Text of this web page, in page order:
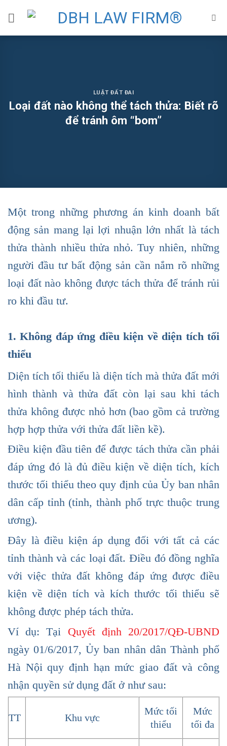
LUẬT ĐẤT ĐAI
Loại đất nào không thể tách thửa: Biết rõ
để tránh ôm “bom”
Một trong những phương án kinh doanh bất
động sản mang lại lợi nhuận lớn nhất là tách
thửa thành nhiều thửa nhỏ. Tuy nhiên, những
người đầu tư bất động sản cần nắm rõ những
loại đất nào không được tách thửa để tránh rủi
ro khi đầu tư.
1. Không đáp ứng điều kiện về diện tích tối
thiểu
Diện tích tối thiểu là diện tích mà thửa đất mới
hình thành và thửa đất còn lại sau khi tách
thửa không được nhỏ hơn (bao gồm cả trường
hợp hợp thửa với thửa đất liền kề).
Điều kiện đầu tiên để được tách thửa cần phải
đáp ứng đó là đủ điều kiện về diện tích, kích
thước tối thiểu theo quy định của Ủy ban nhân
dân cấp tỉnh (tỉnh, thành phố trực thuộc trung
ương).
Đây là điều kiện áp dụng đối với tất cả các
tỉnh thành và các loại đất. Điều đó đồng nghĩa
với việc thửa đất không đáp ứng được điều
kiện về diện tích và kích thước tối thiểu sẽ
không được phép tách thửa.
Ví dụ: Tại Quyết định 20/2017/QĐ-UBND
ngày 01/6/2017, Ủy ban nhân dân Thành phố
Hà Nội quy định hạn mức giao đất và công
nhận quyền sử dụng đất ở như sau:
TT Khu vực
Mức tối
thiểu
Mức
tối đa